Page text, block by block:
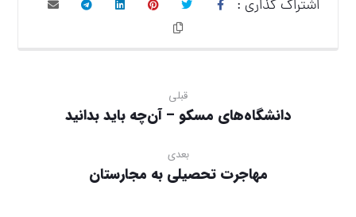
قبلی
دانشگاه‌های مسکو – آن‌چه باید بدانید
بعدی
مهاجرت تحصیلی به مجارستان